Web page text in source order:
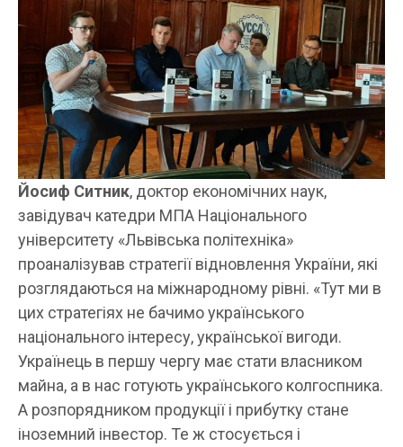
Йосиф Ситник, доктор економічних наук,
завідувач катедри МПА Національного
університету «Львівська політехніка»
проаналізував стратегії відновлення України, які
розглядаються на міжнародному рівні. «Тут ми в
цих стратегіях не бачимо українського
національного інтересу, української вигоди.
Українець в першу чергу має стати власником
майна, а в нас готують українського колгоспника.
А розпорядником продукції і прибутку стане
іноземний інвестор. Те ж стосується і